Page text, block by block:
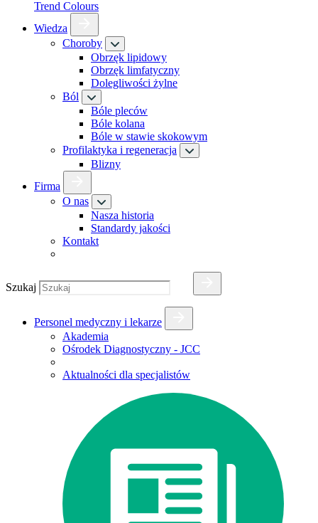
Trend Colours
Wiedza
Choroby
Obrzęk lipidowy
Obrzęk limfatyczny
Dolegliwości żylne
Ból
Bóle pleców
Bóle kolana
Bóle w stawie skokowym
Profilaktyka i regeneracja
Blizny
Firma
O nas
Nasza historia
Standardy jakości
Kontakt
Szukaj
Personel medyczny i lekarze
Akademia
Ośrodek Diagnostyczny - JCC
Aktualności dla specjalistów